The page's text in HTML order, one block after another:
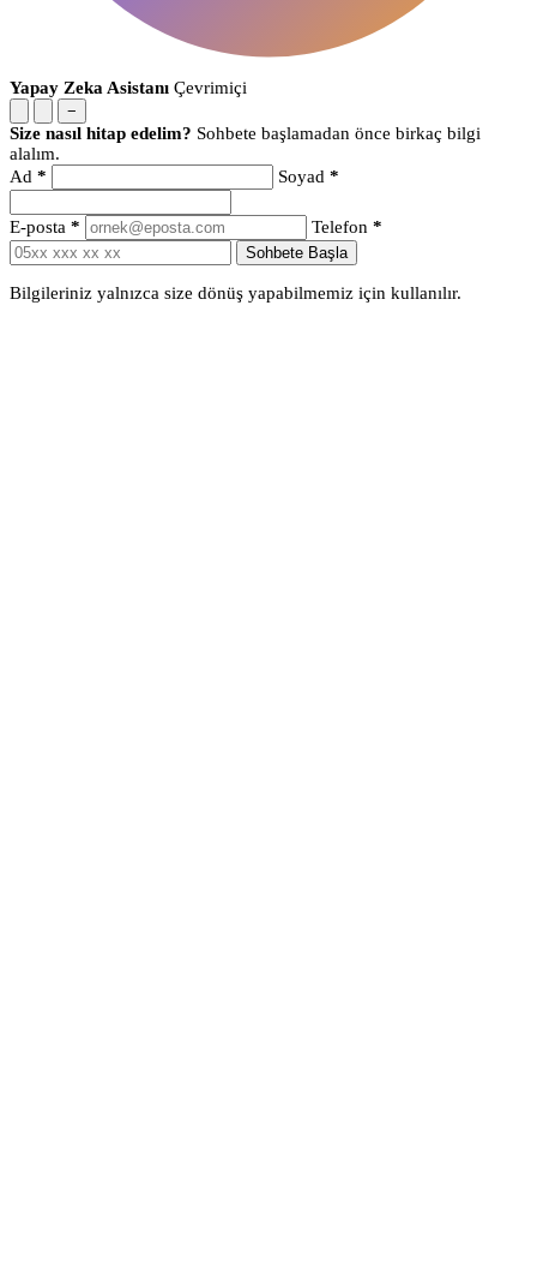
Yapay Zeka Asistanı Çevrimiçi
−
Size nasıl hitap edelim? Sohbete başlamadan önce birkaç bilgi
alalım.
Ad * Soyad *
E-posta * Telefon *
Sohbete Başla
Bilgileriniz yalnızca size dönüş yapabilmemiz için kullanılır.